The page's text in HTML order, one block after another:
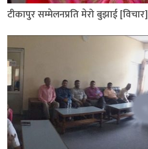
टीकापुर सम्मेलनप्रति मेरो बुझाई [विचार]